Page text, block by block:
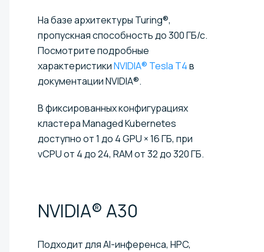
На базе архитектуры Turing®,
пропускная способность до 300 ГБ/с.
Посмотрите подробные
характеристикиNVIDIA® Tesla T4в
документации NVIDIA®.
В фиксированных конфигурациях
кластера Managed Kubernetes
доступно от 1 до 4 GPU × 16 ГБ, при
vCPU от 4 до 24, RAM от 32 до 320 ГБ.
NVIDIA®A30
Подходит для AI-инференса, HPC,